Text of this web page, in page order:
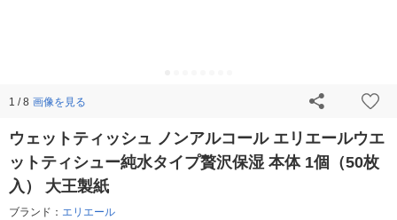
1 / 8 画像を見る
ウェットティッシュ ノンアルコール エリエールウエ
ットティシュー純水タイプ贅沢保湿 本体 1個（50枚
入） 大王製紙
ブランド： エリエール